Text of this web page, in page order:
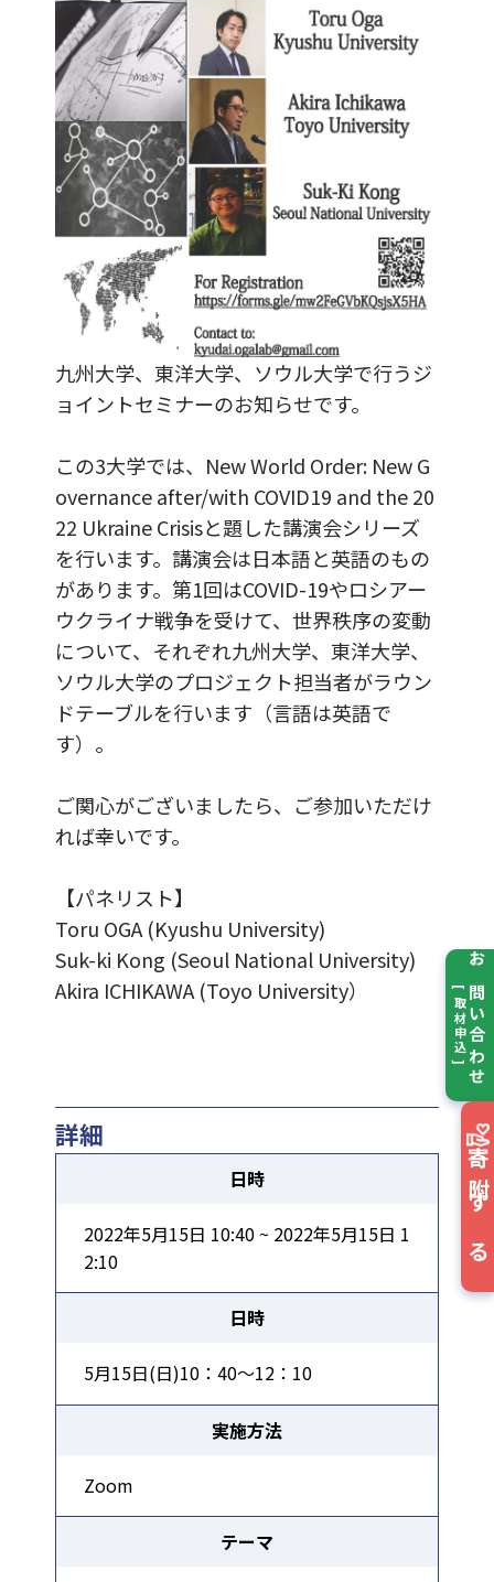
お問い合わせ
[ 取材申込 ]
寄附する
九州大学、東洋大学、ソウル大学で行うジ
ョイントセミナーのお知らせです。
この3大学では、New World Order: New G
overnance after/with COVID19 and the 20
22 Ukraine Crisisと題した講演会シリーズ
を行います。講演会は日本語と英語のもの
があります。第1回はCOVID-19やロシアー
ウクライナ戦争を受けて、世界秩序の変動
について、それぞれ九州大学、東洋大学、
ソウル大学のプロジェクト担当者がラウン
ドテーブルを行います（言語は英語で
す）。
ご関心がございましたら、ご参加いただけ
れば幸いです。
【パネリスト】
Toru OGA (Kyushu University)
Suk-ki Kong (Seoul National University)
Akira ICHIKAWA (Toyo University）
詳細
日時
2022年5月15日 10:40 ~ 2022年5月15日 1
2:10
日時
5月15日(日)10：40～12：10
実施方法
Zoom
テーマ